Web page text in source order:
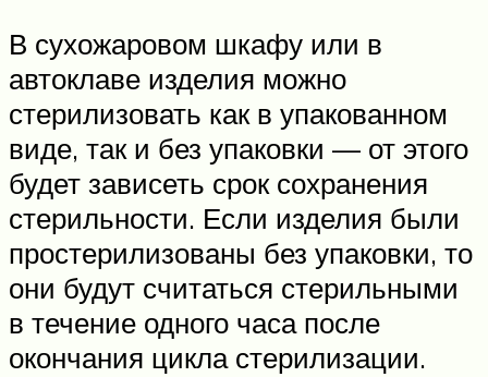
В сухожаровом шкафу или в
автоклаве изделия можно
стерилизовать как в упакованном
виде, так и без упаковки — от этого
будет зависеть срок сохранения
стерильности. Если изделия были
простерилизованы без упаковки, то
они будут считаться стерильными
в течение одного часа после
окончания цикла стерилизации.